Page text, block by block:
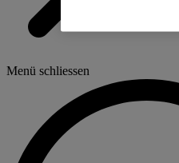
Menü schliessen